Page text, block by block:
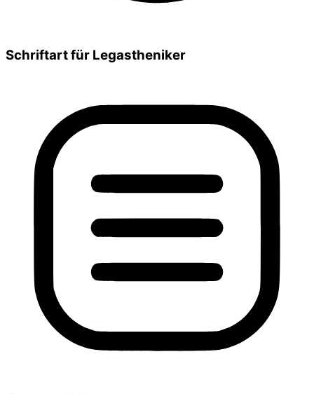
Schriftart für Legastheniker